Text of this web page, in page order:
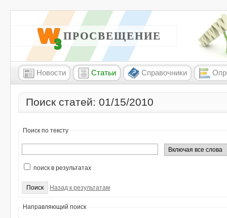
W3 ПРОСВЕЩЕНИЕ
Новости Статьи Справочники
Поиск статей: 01/15/2010
Поиск по тексту
поиск в результатах
Назад к результатам
Направляющий поиск